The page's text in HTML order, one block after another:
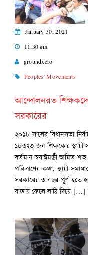
January 30, 2021
11:30 am
groundxero
Peoples' Movements
আন্দোলনরত
সরকারের
২০১৮ সালের বিধানসভা
১০৩২৩ জন শিক্ষকের স্থায়ী
বর্তমান স্বরাষ্ট্রমন্ত্রী
পরিত্রাণের কথা, স্থায়ী
সরকারের ৩ বছর পূর্ণ হতে
রাস্তায় ফেলে লাঠি দিয়ে […]